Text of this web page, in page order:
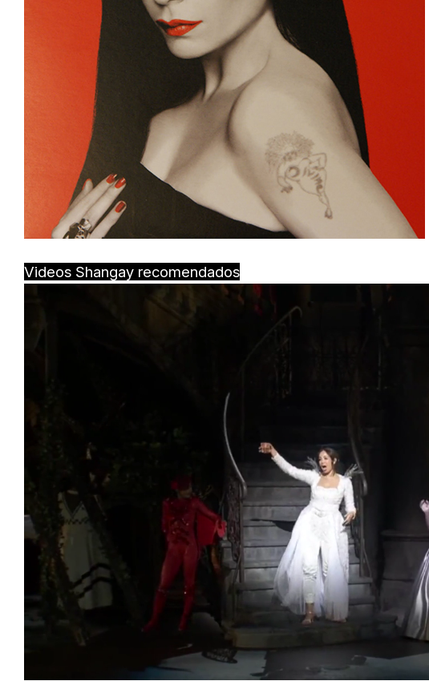
Videos Shangay recomendados
Unmute